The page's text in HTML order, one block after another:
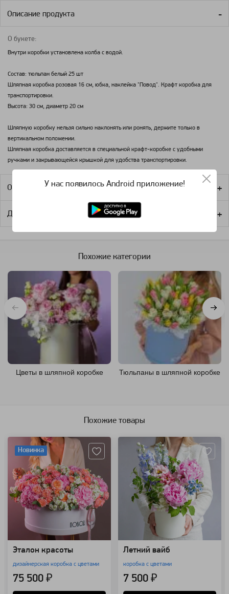
Описание продукта
О букете:
Внутри коробки установлена колба с водой.
Состав: тюльпан белый 25 шт
Шляпная коробка розовая 16 см, юбка, наклейка "Повод". Крафт коробка для
транспортировки.
Высота: 30 см, диаметр 20 см
Шляпную коробку нельзя сильно наклонять или ронять, держите только в
вертикальном положении.
Шляпная коробка доставляется в специальной крафт-коробке с удобными
ручками и закрывающейся крышкой для удобства транспортировки.
Оплата
Доставка
Похожие категории
Цветы в шляпной коробке Тюльпаны в шляпной коробке
Похожие товары
Новинка
Эталон красоты
дизайнерская коробка с цветами
75 500 ₽
Летний вайб
коробка с цветами
7 500 ₽
У нас появилось Android приложение!